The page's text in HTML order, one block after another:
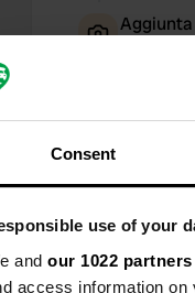
Consent
use of your
and our 1022 partners
access information on